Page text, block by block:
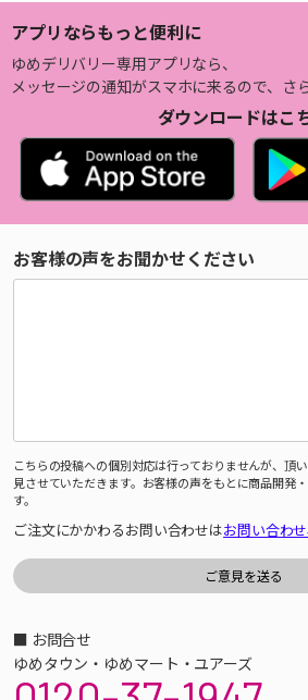
アプリならもっと便利に
ゆめデリバリー専用アプリなら、
メッセージの通知がスマホに来るので、さ
ダウンロードはこ
お客様の声をお聞かせください
こちらの投稿への個別対応は行っておりませんが、頂
見させていただきます。お客様の声をもとに商品開発
す。
ご注文にかかわるお問い合わせはお問い合わ
■ お問合せ
ゆめタウン・ゆめマート・ユアーズ